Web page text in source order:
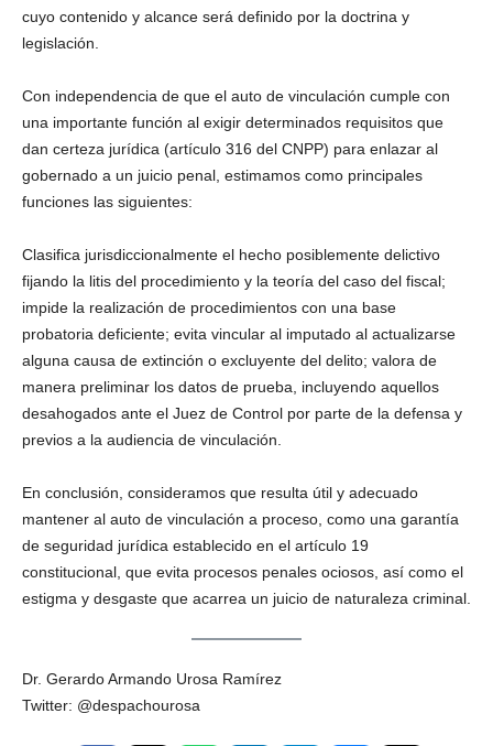
cuyo contenido y alcance será definido por la doctrina y
legislación.
Con independencia de que el auto de vinculación cumple con
una importante función al exigir determinados requisitos que
dan certeza jurídica (artículo 316 del CNPP) para enlazar al
gobernado a un juicio penal, estimamos como principales
funciones las siguientes:
Clasifica jurisdiccionalmente el hecho posiblemente delictivo
fijando la litis del procedimiento y la teoría del caso del fiscal;
impide la realización de procedimientos con una base
probatoria deficiente; evita vincular al imputado al actualizarse
alguna causa de extinción o excluyente del delito; valora de
manera preliminar los datos de prueba, incluyendo aquellos
desahogados ante el Juez de Control por parte de la defensa y
previos a la audiencia de vinculación.
En conclusión, consideramos que resulta útil y adecuado
mantener al auto de vinculación a proceso, como una garantía
de seguridad jurídica establecido en el artículo 19
constitucional, que evita procesos penales ociosos, así como el
estigma y desgaste que acarrea un juicio de naturaleza criminal.
Dr. Gerardo Armando Urosa Ramírez
Twitter: @despachourosa